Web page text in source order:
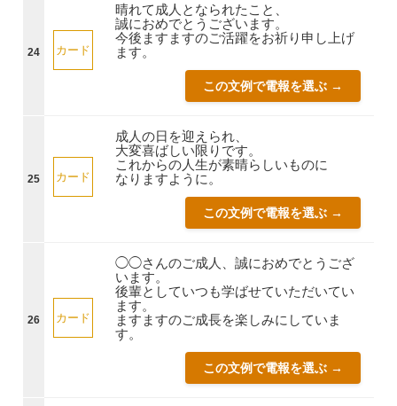
24 カード
晴れて成人となられたこと、
誠におめでとうございます。
今後ますますのご活躍をお祈り申し上げ
ます。
この文例で電報を選ぶ →
25 カード
成人の日を迎えられ、
大変喜ばしい限りです。
これからの人生が素晴らしいものに
なりますように。
この文例で電報を選ぶ →
26 カード
◯◯さんのご成人、誠におめでとうござ
います。
後輩としていつも学ばせていただいてい
ます。
ますますのご成長を楽しみにしていま
す。
この文例で電報を選ぶ →